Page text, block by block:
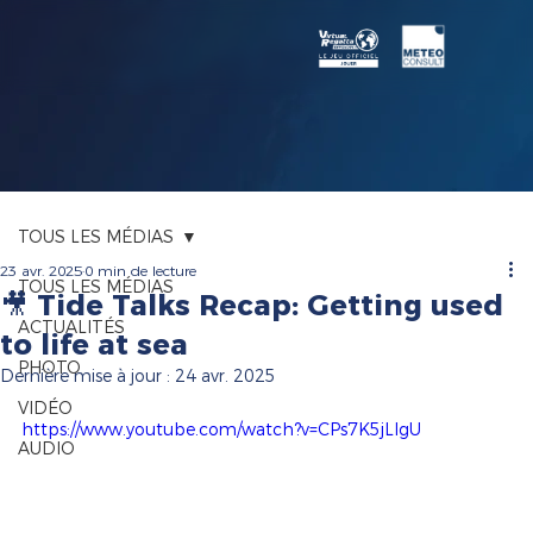
TOUS LES MÉDIAS
ACTUALITÉS
PHOTO
VIDÉO
AUDIO
TOUS LES MÉDIAS
🎥 Tide Talks Recap: Getting used
to life at sea
23 avr. 2025 0 min de lecture
Dernière mise à jour : 24 avr. 2025
https://www.youtube.com/watch?v=CPs7K5jLIgU